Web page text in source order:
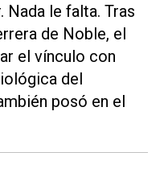
le falta. Tras
de Noble, el
el vínculo con
del
posó en el